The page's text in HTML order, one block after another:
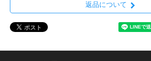
返品について